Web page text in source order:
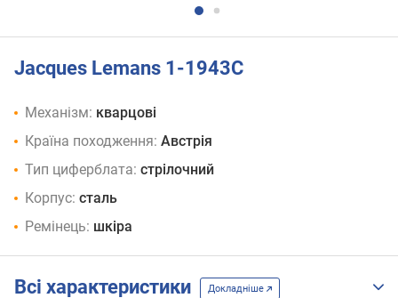
Jacques Lemans 1-1943C
Механізм: кварцові
Країна походження: Австрія
Тип циферблата: стрілочний
Корпус: сталь
Ремінець: шкіра
Всі характеристики Докладніше